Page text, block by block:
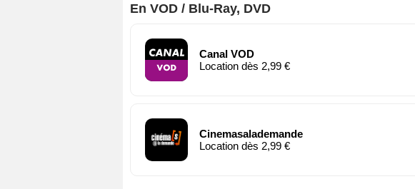
En VOD / Blu-Ray, DVD
Canal VOD
Location dès 2,99 €
Cinemasalademande
Location dès 2,99 €